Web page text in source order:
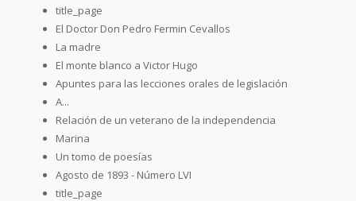
title_page
El Doctor Don Pedro Fermin Cevallos
La madre
El monte blanco a Victor Hugo
Apuntes para las lecciones orales de legislación
A...
Relación de un veterano de la independencia
Marina
Un tomo de poesías
Agosto de 1893 - Número LVI
title_page